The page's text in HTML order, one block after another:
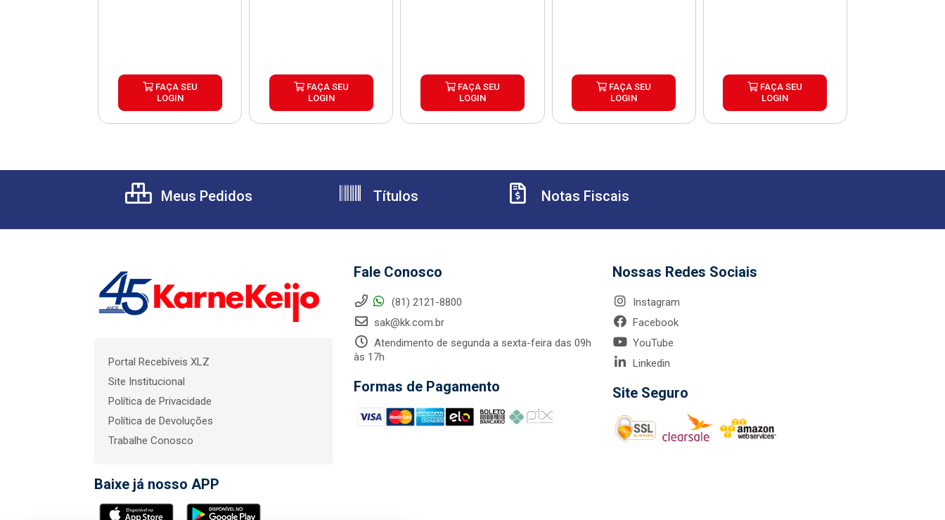
FAÇA SEU
LOGIN
FAÇA SEU
LOGIN
FAÇA SEU
LOGIN
FAÇA SEU
LOGIN
FAÇA SEU
LOGIN
Meus Pedidos Títulos Notas Fiscais
Portal Recebíveis XLZ
Site Institucional
Política de Privacidade
Política de Devoluções
Trabalhe Conosco
Baixe já nosso APP
Fale Conosco
(81) 2121-8800
sak@kk.com.br
Atendimento de segunda a sexta-feira das 09h
às 17h
Formas de Pagamento
Nossas Redes Sociais
Instagram
Facebook
YouTube
Linkedin
Site Seguro